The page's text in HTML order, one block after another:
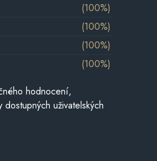
(100%)
(100%)
(100%)
(100%)
hodnocení,
uživatelských